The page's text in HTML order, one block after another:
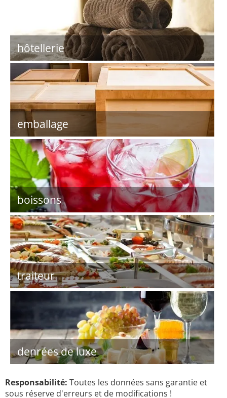
hôtellerie
emballage
boissons
traiteur
denrées de luxe
Responsabilité: Toutes les données sans garantie et
sous réserve d'erreurs et de modifications !